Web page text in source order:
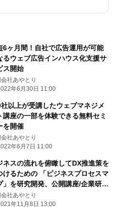
6ヶ月間！自社で広告運用が可能
るウェブ広告インハウス化支援サ
ス開始
社あやとり
年6月30日 11:00
以上が受講したウェブマネジメ
講座の一部を体験できる無料セミ
を開催
社あやとり
年6月7日 11:00
ネスの流れを俯瞰してDX推進策を
けるための 「ビジネスプロセスマ
」を研究開発、公開講座/企業研修
て提供しています
社あやとり
年11月8日 13:00